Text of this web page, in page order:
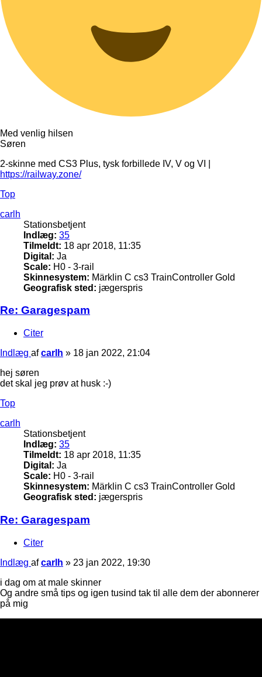
Med venlig hilsen
Søren
2-skinne med CS3 Plus, tysk forbillede IV, V og VI |
https://railway.zone/
Top
carlh
Stationsbetjent
Indlæg: 35
Tilmeldt: 18 apr 2018, 11:35
Digital: Ja
Scale: H0 - 3-rail
Skinnesystem: Märklin C cs3 TrainController Gold
Geografisk sted: jægerspris
Re: Garagespam
Citer
Indlæg afcarlh » 18 jan 2022, 21:04
hej søren
det skal jeg prøv at husk :-)
Top
carlh
Stationsbetjent
Indlæg: 35
Tilmeldt: 18 apr 2018, 11:35
Digital: Ja
Scale: H0 - 3-rail
Skinnesystem: Märklin C cs3 TrainController Gold
Geografisk sted: jægerspris
Re: Garagespam
Citer
Indlæg afcarlh » 23 jan 2022, 19:30
i dag om at male skinner
Og andre små tips og igen tusind tak til alle dem der abonnerer
på mig